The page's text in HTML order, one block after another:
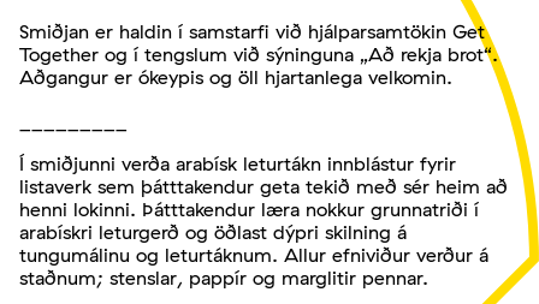
Smiðjan er haldin í samstarfi við hjálparsamtökin Get
Together og í tengslum við sýninguna „Að rekja brot“.
Aðgangur er ókeypis og öll hjartanlega velkomin.
Í smiðjunni verða arabísk leturtákn innblástur fyrir
listaverk sem þátttakendur geta tekið með sér heim að
henni lokinni. Þátttakendur læra nokkur grunnatriði í
arabískri leturgerð og öðlast dýpri skilning á
tungumálinu og leturtáknum. Allur efniviður verður á
staðnum; stenslar, pappír og marglitir pennar.